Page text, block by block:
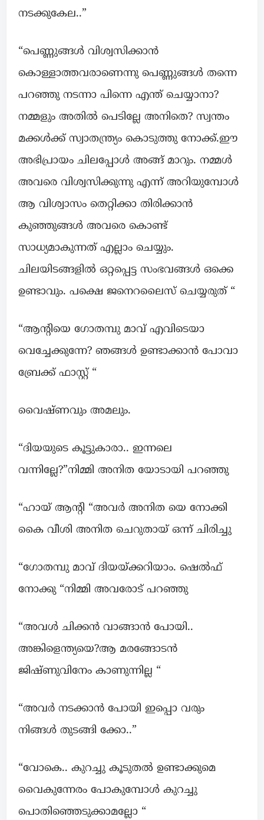
നടക്കുകേല..”
“പെണ്ണുങ്ങൾ വിശ്വസിക്കാൻ
കൊള്ളാത്തവരാണെന്നു പെണ്ണുങ്ങൾ തന്നെ
പറഞ്ഞു നടന്നാ പിന്നെ എന്ത് ചെയ്യാനാ?
നമ്മളും അതിൽ പെടില്ലേ അനിതെ? സ്വന്തം
മക്കൾക്ക് സ്വാതന്ത്ര്യം കൊടുത്തു നോക്ക്.ഈ
അഭിപ്രായം ചിലപ്പോൾ അങ്ങ് മാറും. നമ്മൾ
അവരെ വിശ്വസിക്കുന്നു എന്ന് അറിയുമ്പോൾ
ആ വിശ്വാസം തെറ്റിക്കാ തിരിക്കാൻ
കുഞ്ഞുങ്ങൾ അവരെ കൊണ്ട്
സാധ്യമാകുന്നത് എല്ലാം ചെയ്യും.
ചിലയിടങ്ങളിൽ ഒറ്റപ്പെട്ട സംഭവങ്ങൾ ഒക്കെ
ഉണ്ടാവും. പക്ഷെ ജനെറലൈസ് ചെയ്യരുത് “
“ആന്റിയെ ഗോതമ്പു മാവ് എവിടെയാ
വെച്ചേക്കുന്നേ? ഞങ്ങൾ ഉണ്ടാക്കാൻ പോവാ
ബ്രേക്ക്‌ ഫാസ്റ്റ് “
വൈഷ്ണവും അമലും.
“ദിയയുടെ കൂട്ടുകാരാ.. ഇന്നലെ
വന്നില്ലേ?”നിമ്മി അനിത യോടായി പറഞ്ഞു
“ഹായ് ആന്റി “അവർ അനിത യെ നോക്കി
കൈ വീശി അനിത ചെറുതായ് ഒന്ന് ചിരിച്ചു
“ഗോതമ്പു മാവ് ദിയയ്ക്കറിയാം. ഷെൽഫ്
നോക്കു “നിമ്മി അവരോട് പറഞ്ഞു
“അവൾ ചിക്കൻ വാങ്ങാൻ പോയി..
അങ്കിളെന്ത്യയെ?ആ മരങ്ങോടൻ
ജിഷ്ണുവിനേം കാണുന്നില്ല “
“അവർ നടക്കാൻ പോയി ഇപ്പൊ വരും
നിങ്ങൾ തുടങ്ങി ക്കോ..”
“വോകെ.. കുറച്ചു കൂടുതൽ ഉണ്ടാക്കുമെ
വൈകുന്നേരം പോകുമ്പോൾ കുറച്ചു
പൊതിഞ്ഞെടുക്കാമല്ലോ “